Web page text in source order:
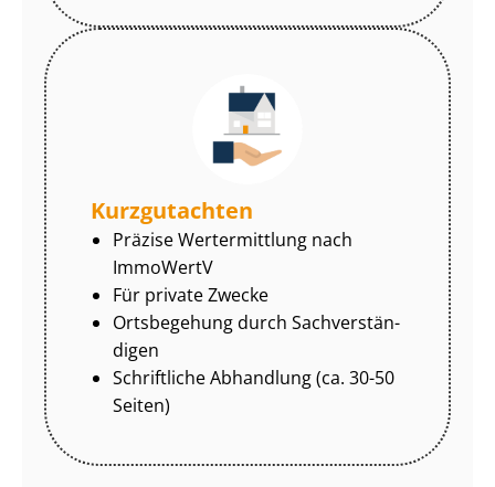
Kurzgutachten
Präzise Wertermittlung nach
ImmoWertV
Für private Zwecke
Ortsbegehung durch Sach­ver­stän­
di­gen
Schriftliche Abhandlung (ca. 30-50
Seiten)